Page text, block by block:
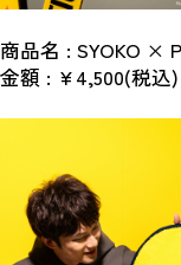
商品名 : SYOKO ×
金額 : ¥4,500(税込)